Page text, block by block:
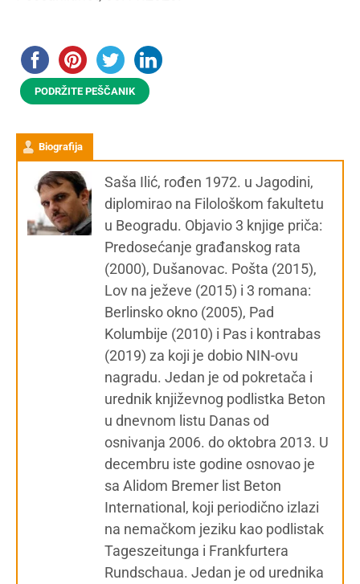
PODRŽITE PEŠČANIK
Biografija
Saša Ilić, rođen 1972. u Jagodini,
diplomirao na Filološkom fakultetu
u Beogradu. Objavio 3 knjige priča:
Predosećanje građanskog rata
(2000), Dušanovac. Pošta (2015),
Lov na ježeve (2015) i 3 romana:
Berlinsko okno (2005), Pad
Kolumbije (2010) i Pas i kontrabas
(2019) za koji je dobio NIN-ovu
nagradu. Jedan je od pokretača i
urednik književnog podlistka Beton
u dnevnom listu Danas od
osnivanja 2006. do oktobra 2013. U
decembru iste godine osnovao je
sa Alidom Bremer list Beton
International, koji periodično izlazi
na nemačkom jeziku kao podlistak
Tageszeitunga i Frankfurtera
Rundschaua. Jedan je od urednika